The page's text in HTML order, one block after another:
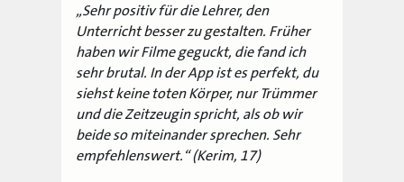
„Sehr positiv für die Lehrer, den
Unterricht besser zu gestalten. Früher
haben wir Filme geguckt, die fand ich
sehr brutal. In der App ist es perfekt, du
siehst keine toten Körper, nur Trümmer
und die Zeitzeugin spricht, als ob wir
beide so miteinander sprechen. Sehr
empfehlenswert.“ (Kerim, 17)